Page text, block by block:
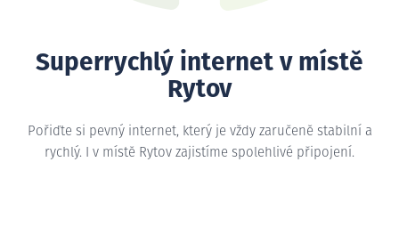
Superrychlý internet v místě
Rytov
Pořiďte si pevný internet, který je vždy zaručeně stabilní a
rychlý. I v místě Rytov zajistíme spolehlivé připojení.